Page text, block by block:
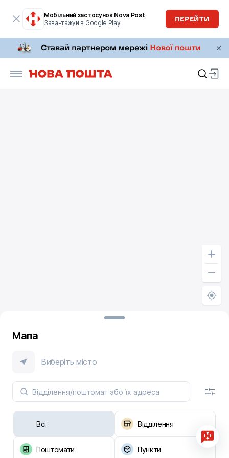
Мобільний застосунок Nova Post
Завантажуй в Google Play
ПЕРЕЙТИ
Мапа
Виберіть місто
Всі Відділення
Поштомати Пункти